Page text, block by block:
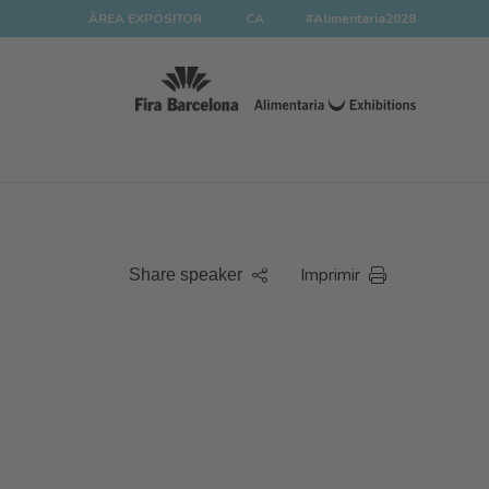
ÀREA EXPOSITOR CA #Alimentaria2028
Share speaker Imprimir